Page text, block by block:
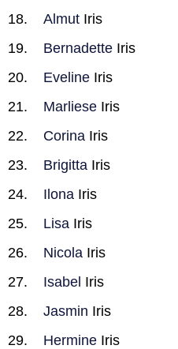
Almut Iris
Bernadette Iris
Eveline Iris
Marliese Iris
Corina Iris
Brigitta Iris
Ilona Iris
Lisa Iris
Nicola Iris
Isabel Iris
Jasmin Iris
Hermine Iris